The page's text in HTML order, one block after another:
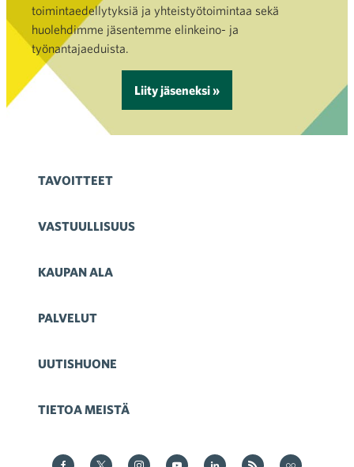
toimintaedellytyksiä ja yhteistyötoimintaa sekä
huolehdimme jäsentemme elinkeino- ja
työnantajaeduista.
Liity jäseneksi »
TAVOITTEET
VASTUULLISUUS
KAUPAN ALA
PALVELUT
UUTISHUONE
TIETOA MEISTÄ
Kauppa Facebookissa
Kauppa Twitterissä
Kauppa on Instagram
Kauppa YouTubesssa
Kauppa LinkedInissä
Kauppa on RSS